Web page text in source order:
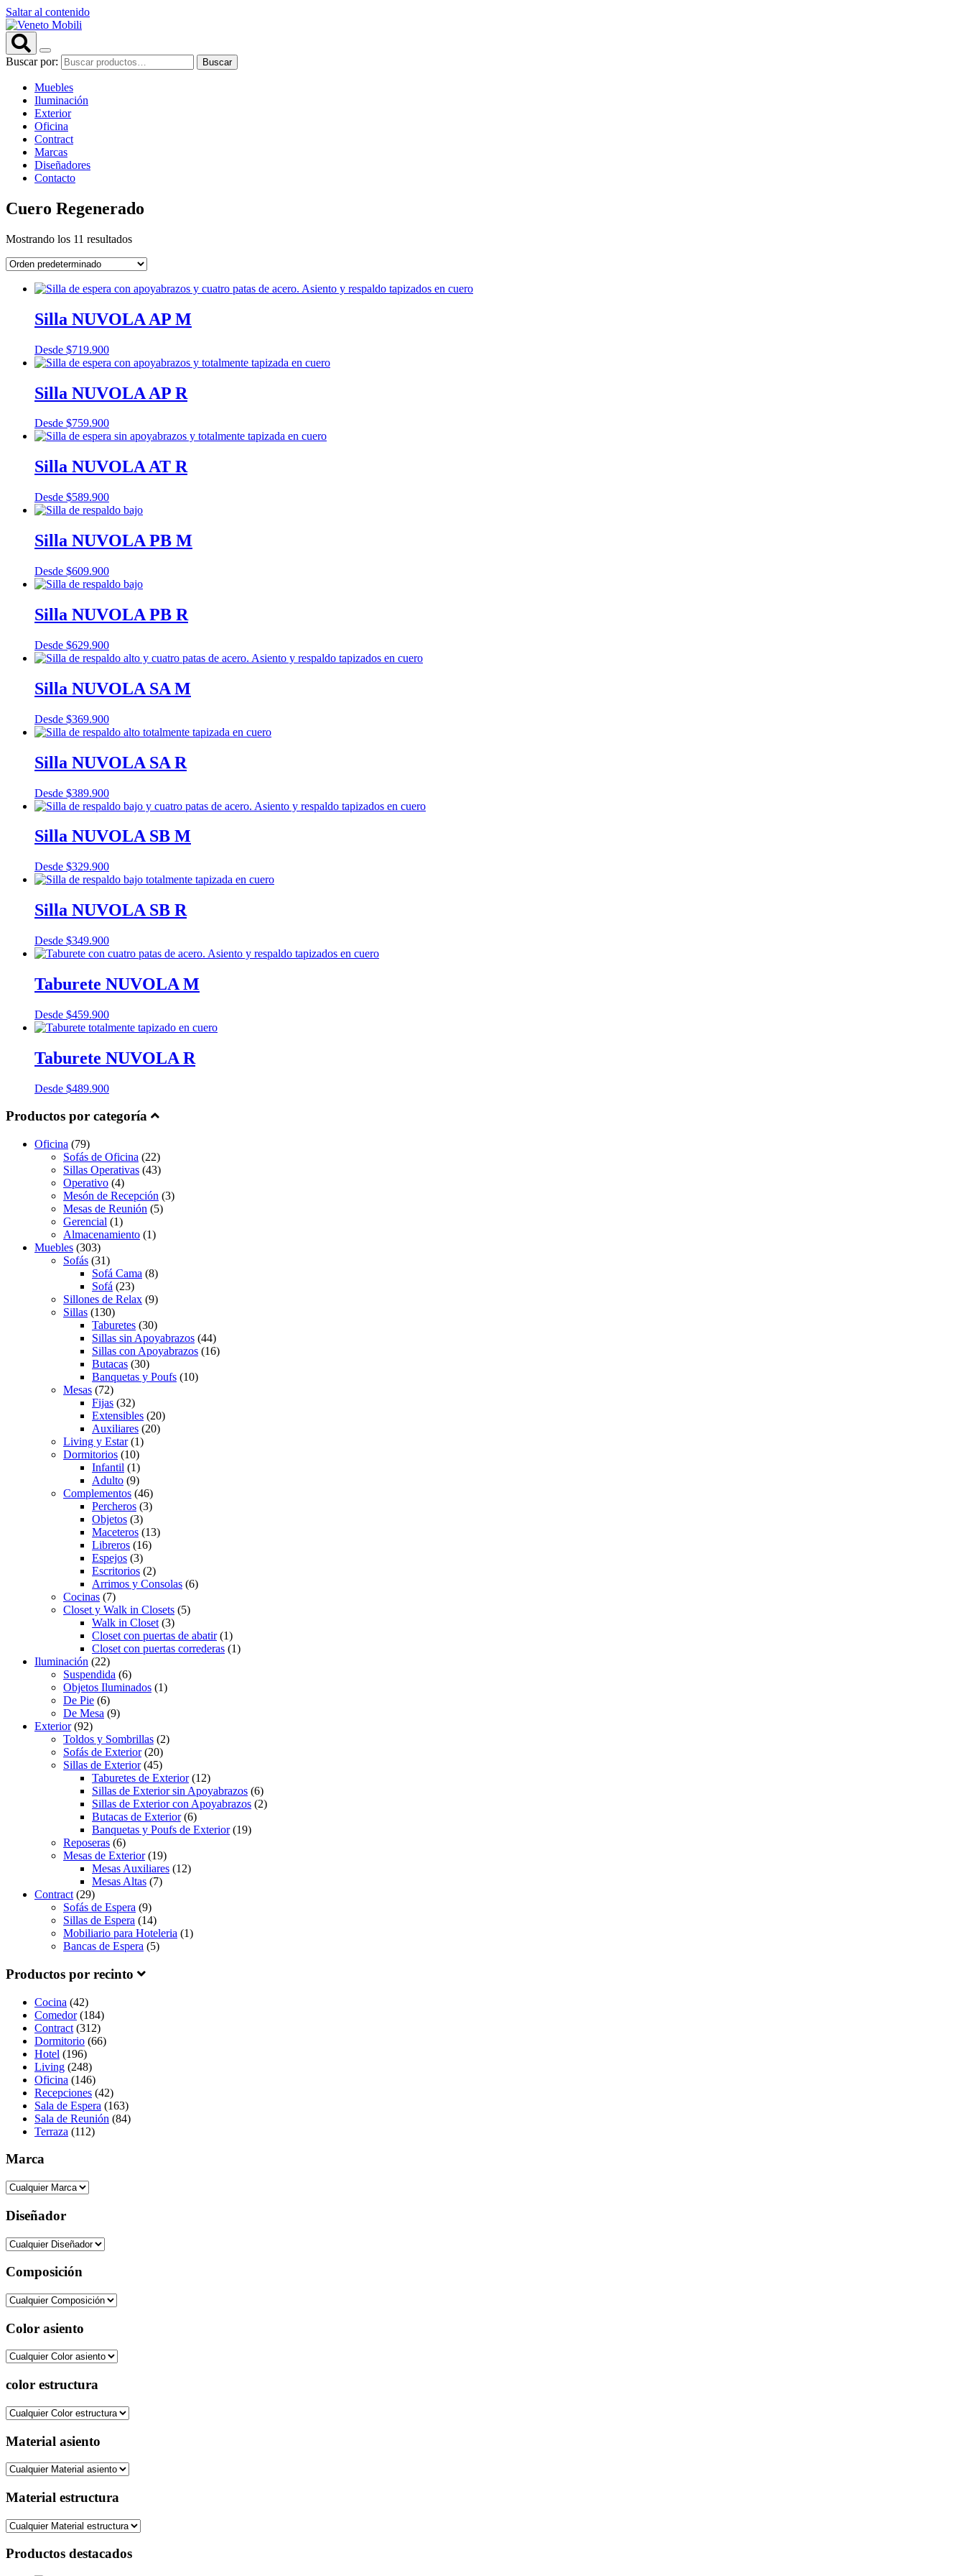
Saltar al contenido
Buscar por: Buscar
Muebles
Iluminación
Exterior
Oficina
Contract
Marcas
Diseñadores
Contacto
Cuero Regenerado
Mostrando los 11 resultados
Silla NUVOLA AP M
Desde $719.900
Silla NUVOLA AP R
Desde $759.900
Silla NUVOLA AT R
Desde $589.900
Silla NUVOLA PB M
Desde $609.900
Silla NUVOLA PB R
Desde $629.900
Silla NUVOLA SA M
Desde $369.900
Silla NUVOLA SA R
Desde $389.900
Silla NUVOLA SB M
Desde $329.900
Silla NUVOLA SB R
Desde $349.900
Taburete NUVOLA M
Desde $459.900
Taburete NUVOLA R
Desde $489.900
Productos por categoría
Oficina (79)
Sofás de Oficina (22)
Sillas Operativas (43)
Operativo (4)
Mesón de Recepción (3)
Mesas de Reunión (5)
Gerencial (1)
Almacenamiento (1)
Muebles (303)
Sofás (31)
Sofá Cama (8)
Sofá (23)
Sillones de Relax (9)
Sillas (130)
Taburetes (30)
Sillas sin Apoyabrazos (44)
Sillas con Apoyabrazos (16)
Butacas (30)
Banquetas y Poufs (10)
Mesas (72)
Fijas (32)
Extensibles (20)
Auxiliares (20)
Living y Estar(1)
Dormitorios (10)
Infantil (1)
Adulto (9)
Complementos (46)
Percheros (3)
Objetos (3)
Maceteros (13)
Libreros (16)
Espejos (3)
Escritorios (2)
Arrimos y Consolas (6)
Cocinas (7)
Closet y Walk in Closets (5)
Walk in Closet (3)
Closet con puertas de abatir(1)
Closet con puertas correderas (1)
Iluminación (22)
Suspendida (6)
Objetos Iluminados (1)
De Pie (6)
De Mesa (9)
Exterior(92)
Toldos y Sombrillas (2)
Sofás de Exterior(20)
Sillas de Exterior(45)
Taburetes de Exterior(12)
Sillas de Exterior sin Apoyabrazos (6)
Sillas de Exterior con Apoyabrazos (2)
Butacas de Exterior(6)
Banquetas y Poufs de Exterior(19)
Reposeras (6)
Mesas de Exterior(19)
Mesas Auxiliares (12)
Mesas Altas (7)
Contract (29)
Sofás de Espera (9)
Sillas de Espera (14)
Mobiliario para Hoteleria (1)
Bancas de Espera (5)
Productos por recinto
Cocina (42)
Comedor(184)
Contract (312)
Dormitorio (66)
Hotel (196)
Living (248)
Oficina (146)
Recepciones (42)
Sala de Espera (163)
Sala de Reunión (84)
Terraza (112)
Marca
Diseñador
Composición
Color asiento
color estructura
Material asiento
Material estructura
Productos destacados